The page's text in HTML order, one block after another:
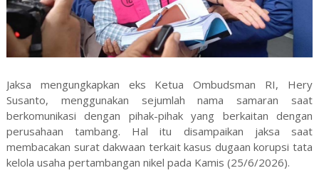
Jaksa mengungkapkan eks Ketua Ombudsman RI, Hery
Susanto, menggunakan sejumlah nama samaran saat
berkomunikasi dengan pihak-pihak yang berkaitan dengan
perusahaan tambang. Hal itu disampaikan jaksa saat
membacakan surat dakwaan terkait kasus dugaan korupsi tata
kelola usaha pertambangan nikel pada Kamis (25/6/2026).